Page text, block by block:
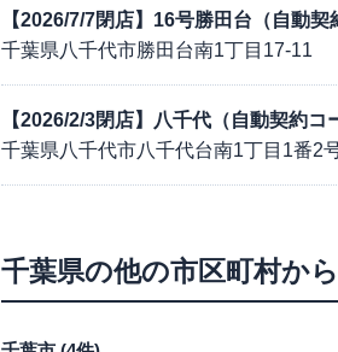
【2026/7/7閉店】16号勝田台（自動契
千葉県八千代市勝田台南1丁目17-11
【2026/2/3閉店】八千代（自動契約コ
千葉県八千代市八千代台南1丁目1番2
千葉県の他の市区町村か